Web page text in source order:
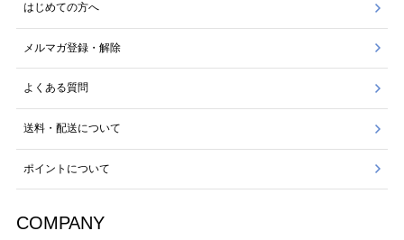
はじめての方へ
メルマガ登録・解除
よくある質問
送料・配送について
ポイントについて
COMPANY